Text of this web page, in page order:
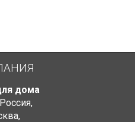
дома
Россия,
,